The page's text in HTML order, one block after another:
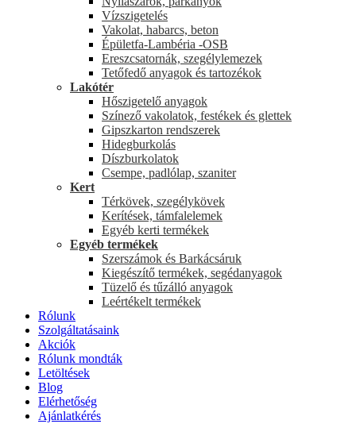
Vízszigetelés
Vakolat, habarcs, beton
Épületfa-Lambéria -OSB
Ereszcsatornák, szegélylemezek
Tetőfedő anyagok és tartozékok
Lakótér
Hőszigetelő anyagok
Színező vakolatok, festékek és glettek
Gipszkarton rendszerek
Hidegburkolás
Díszburkolatok
Csempe, padlólap, szaniter
Kert
Térkövek, szegélykövek
Kerítések, támfalelemek
Egyéb kerti termékek
Egyéb termékek
Szerszámok és Barkácsáruk
Kiegészítő termékek, segédanyagok
Tüzelő és tűzálló anyagok
Leértékelt termékek
Rólunk
Szolgáltatásaink
Akciók
Rólunk mondták
Letöltések
Blog
Elérhetőség
Ajánlatkérés